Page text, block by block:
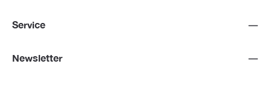
Service
Newsletter